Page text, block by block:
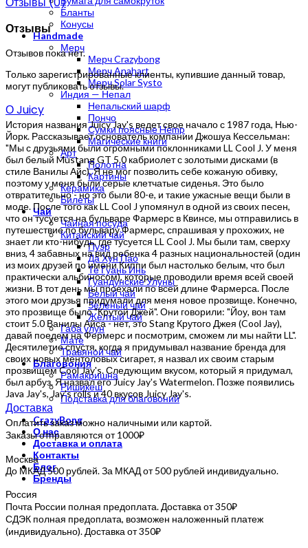
Бланты
Конусы
Handmade
Мерч
Мерч Crazybong
Мерч Anahart
Мерч Solar Systo
Индия — Непал
Непальский шарф
Пончо
Сумки поясные Hemp
Магические книги
Арт
Полотна
Картины
Керамика
Билеты
Чай
Чайная посуда
Китайский чай
Пуэр
Да Хун Пао
Те Гуань Инь
Гуандунские Улуны
Белый чай
Зеленый чай
Желтый чай
Габа улун
Мате
Травяной чай
Благовония
Рамакришна
Ришикеш
Подставка для благовоний
CrazyBong
О нас
Доставка и оплата
Контакты
Блог
Бренды
Отзывы
Отзывов пока нет.
Только зарегистрированные клиенты, купившие данный товар,
могут публиковать отзывы.
О Juicy
История названия Juicy Jay's ведет свое начало с 1987 года, Нью-
Йорк. Рассказывает основатель компании Джошуа Кессельман:
"Мы с друзьями были огромными поклонниками LL Cool J. У меня
был белый Mustang GT 5.0 кабриолет с золотыми дисками (в
стиле Ванилы Айс). Я не мог позволить себе кожаную обивку,
поэтому у меня были серые клетчатые сиденья. Это было
отвратительно - но это были 80-е, и такие ужасные вещи были в
моде. После того как LL Cool J упомянул в одной из своих песен,
что он тусуется на бульваре Фармерс в Квинсе, мы отправились в
путешествие по бульвару Фармерс, спрашивая у прохожих, не
знает ли кто-нибудь, где тусуется LL Cool J. Мы были там, сверху
вниз, 4 забавных на вид ребенка 4 разных национальностей (один
из моих друзей по имени Киппи был настолько белым, что был
практически альбиносом), которые проводили время всей своей
жизни. В тот день мы проехали по всей длине Фармерса. После
этого мои друзья придумали для меня новое прозвище. Конечно,
это прозвище было "Крутой Джей". Они говорили: "Йоу, вон там
стоит 5.0 Ванилы Айса - нет, это Stang Крутого Джея (Cool Jay),
давай поедем на Фермерс и посмотрим, сможем ли мы найти LL".
Десятилетие спустя, когда я придумывал название бренда для
своих новых ментоловых сигарет, я назвал их своим старым
прозвищем Cool Jay's. Следующим вкусом, который я придумал,
был арбуз. Я назвал его Juicy Jay's Watermelon. Позже появились
Java Jay's, Jay's rolls и 40 вкусов Juicy Jay's.
Доставка
Оплатить заказ можно наличными или картой.
Заказы отправляются от 1000₽
Москва
До МКАД 500 рублей. За МКАД от 500 рублей индивидуально.
Россия
Почта России полная предоплата. Доставка от 350₽
СДЭК полная предоплата, возможен наложенный платеж
(индивидуально). Доставка от 350₽